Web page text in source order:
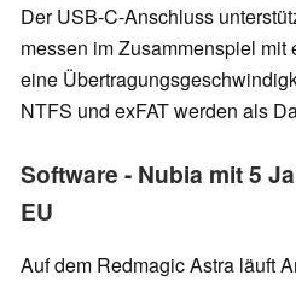
Der USB-C-Anschluss
messen im Zusammenspiel
eine
NTFS und exFAT werden als
Software - Nubia mit 5
EU
Auf dem Redmagic Astra läuft